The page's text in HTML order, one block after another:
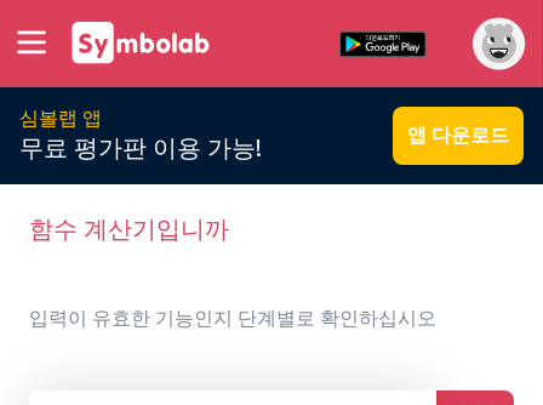
심볼랩 앱
무료 평가판 이용 가능! 앱 다운로드
함수 계산기입니까
입력이 유효한 기능인지 단계별로 확인하십시오